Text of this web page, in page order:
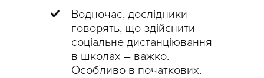
Водночас, дослідники
говорять, що здійснити
соціальне дистанціювання
в школах – важко.
Особливо в початкових.